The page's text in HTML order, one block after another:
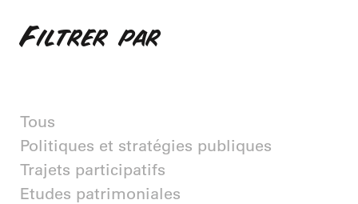
Filtrer par
Tous
Politiques et stratégies publiques
Trajets participatifs
Etudes patrimoniales